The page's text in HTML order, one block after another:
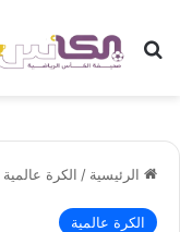
بحث عن
الرئيسية / الكرة عالمية
الكرة عالمية